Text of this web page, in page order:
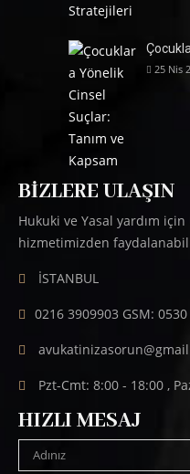
25 Nis
BIZLERE ULAŞIN
Hukuki ve Yasal yardım için
hizmetimizden
İSTANBUL
0216 3909903 GSM:
Pzt-Cmt: 8:00 - 18:00 ,
HIZLI MESAJ